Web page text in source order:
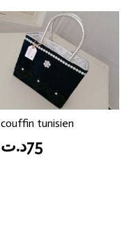
couffin tunisien
75د.ت